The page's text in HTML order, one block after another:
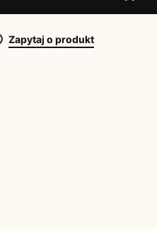
Zapytaj o produkt